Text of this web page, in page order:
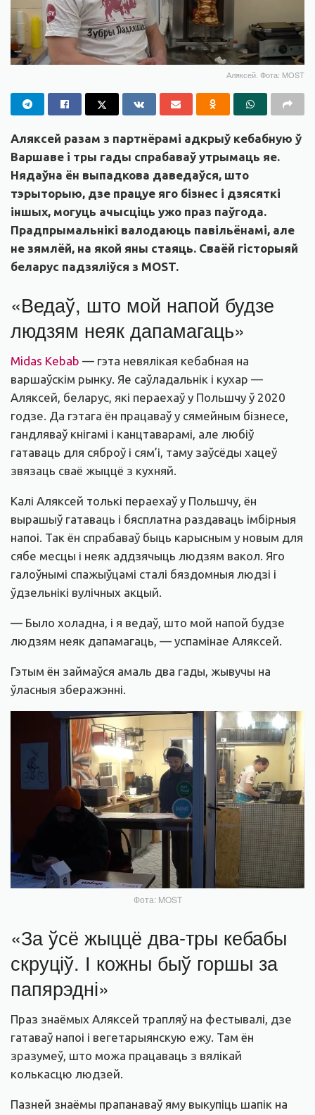
Аляксей. Фота: MOST
Аляксей разам з партнёрамі адкрыў кебабную ў
Варшаве і тры гады спрабаваў утрымаць яе.
Нядаўна ён выпадкова даведаўся, што
тэрыторыю, дзе працуе яго бізнес і дзясяткі
іншых, могуць ачысціць ужо праз паўгода.
Прадпрымальнікі валодаюць павільёнамі, але
не зямлёй, на якой яны стаяць. Сваёй гісторыяй
беларус падзяліўся з MOST.
«Ведаў, што мой напой будзе
людзям неяк дапамагаць»
Midas Kebab — гэта невялікая кебабная на
варшаўскім рынку. Яе саўладальнік і кухар —
Аляксей, беларус, які пераехаў у Польшчу ў 2020
годзе. Да гэтага ён працаваў у сямейным бізнесе,
гандляваў кнігамі і канцтаварамі, але любіў
гатаваць для сяброў і сям’і, таму заўсёды хацеў
звязаць сваё жыццё з кухняй.
Калі Аляксей толькі пераехаў у Польшчу, ён
вырашыў гатаваць і бясплатна раздаваць імбірныя
напоі. Так ён спрабаваў быць карысным у новым для
сябе месцы і неяк аддзячыць людзям вакол. Яго
галоўнымі спажыўцамі сталі бяздомныя людзі і
ўдзельнікі вулічных акцый.
— Было холадна, і я ведаў, што мой напой будзе
людзям неяк дапамагаць, — успамінае Аляксей.
Гэтым ён займаўся амаль два гады, жывучы на
ўласныя зберажэнні.
Фота: MOST
«За ўсё жыццё два-тры кебабы
скруціў. І кожны быў горшы за
папярэдні»
Праз знаёмых Аляксей трапляў на фестывалі, дзе
гатаваў напоі і вегетарыянскую ежу. Там ён
зразумеў, што можа працаваць з вялікай
колькасцю людзей.
Пазней знаёмы прапанаваў яму выкупіць шапік на